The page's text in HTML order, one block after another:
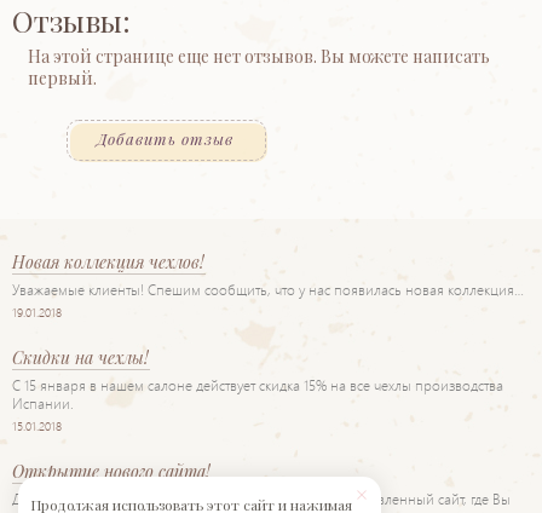
Отзывы:
На этой странице еще нет отзывов. Вы можете написать
первый.
Добавить отзыв
Новая коллекция чехлов!
Уважаемые клиенты! Спешим сообщить, что у нас появилась новая коллекция…
19.01.2018
Скидки на чехлы!
С 15 января в нашем салоне действует скидка 15% на все чехлы производства
Испании.
15.01.2018
Открытие нового сайта!
Дорогие друзья! Рады представить Вам наш новый обновленный сайт, где Вы
Продолжая использовать этот сайт и нажимая